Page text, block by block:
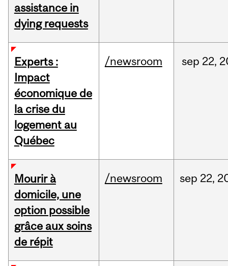
assistance in
dying requests
Experts :
Impact
économique de
la crise du
logement au
Québec
/newsroom sep 22,
Mourir à
domicile, une
option possible
grâce aux soins
de répit
/newsroom sep 22,